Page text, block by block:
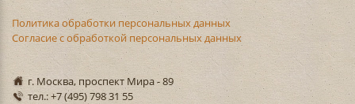
Политика обработки персональных данных
Согласие с обработкой персональных данных
г. Москва, проспект Мира - 89
тел.: +7 (495) 798 31 55